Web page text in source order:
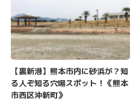
【裏新港】熊本市内に砂浜が？知
る人ぞ知る穴場スポット！《熊本
市西区沖新町》